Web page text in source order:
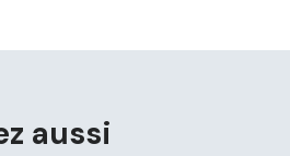
aussi